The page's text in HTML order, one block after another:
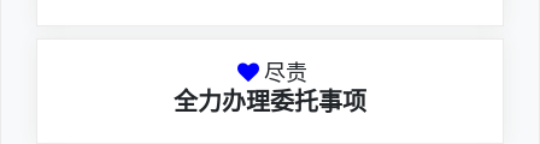
尽责
全力办理委托事项